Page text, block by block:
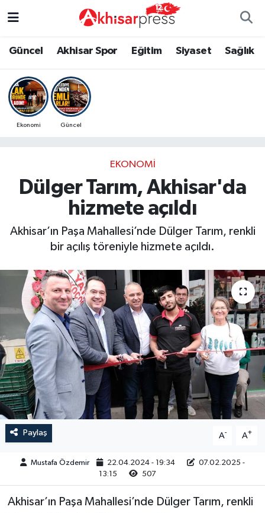
Güncel Akhisar Spor Eğitim Siyaset Sağlık
Ekonomi Güncel
EKONOMI
Dülger Tarım, Akhisar'da
hizmete açıldı
Akhisar’ın Paşa Mahallesi’nde Dülger Tarım, renkli
bir açılış töreniyle hizmete açıldı.
Paylaş A- A+
Mustafa Özdemir 22.04.2024 - 19:34
07.02.2025 -
13:15
507
Akhisar’ın Paşa Mahallesi’nde Dülger Tarım, renkli
Güncel
Akhisar Spor
Eğitim
Ekonomi
Tarım-Gıda
Magazin
Duyurular
Magazin
Kültür-Sanat
Duyurular
Röportaj
Dünya
Kadın
Teknoloji
Yerel Haber
Akhisar Emlak
Ülke
Etiketler
Güncel
Eğitim
Siyaset
Ekonomi
Magazin
Duyurular
Tarım-Gıda
Sektörel
Röportaj
Dünya
Yaşam
Kadın
Teknoloji
Manisa Nöbetçi Eczaneler
Manisa Hava Durumu
Manisa Namaz Vakitleri
Süper Lig Puan Durumu ve Fikstür
Tüm Manşetler
Son Dakika Haberleri